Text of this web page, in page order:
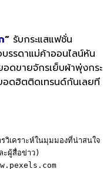
“ รับกระแสแฟชั่น
รรดาแม่ค้าออนไลน์หัน
อดขายจักรเย็บผ้าพุ่งกระ
อดฮิตติดเทรนด์กันเลยที
วิเคราะห์ในมุมมองที่น่าสนใจ
ผู้สื่อข่าว)